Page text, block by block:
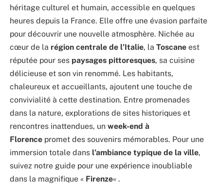
héritage culturel et humain, accessible en quelques
heures depuis la France. Elle offre une évasion parfaite
pour découvrir une nouvelle atmosphère. Nichée au
cœur de la région centrale de l’Italie, la Toscane est
réputée pour ses paysages pittoresques, sa cuisine
délicieuse et son vin renommé. Les habitants,
chaleureux et accueillants, ajoutent une touche de
convivialité à cette destination. Entre promenades
dans la nature, explorations de sites historiques et
rencontres inattendues, un week-end à
Florence promet des souvenirs mémorables. Pour une
immersion totale dans l’ambiance typique de la ville,
suivez notre guide pour une expérience inoubliable
dans la magnifique « Firenze« .